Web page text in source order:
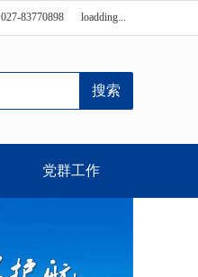
027-83770898 loadding...
党群工作